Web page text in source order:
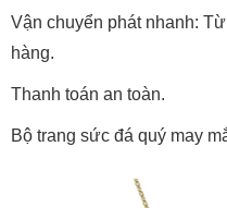
Vận chuyển phát nhanh:
hàng.
Thanh toán an toàn.
Bộ trang sức đá quý may